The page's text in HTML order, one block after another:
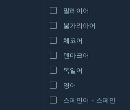
말레이어
불가리아어
체코어
덴마크어
독일어
영어
스페인어 - 스페인